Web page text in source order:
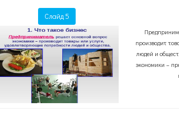
Слайд 5
производит
людей и
экономики –